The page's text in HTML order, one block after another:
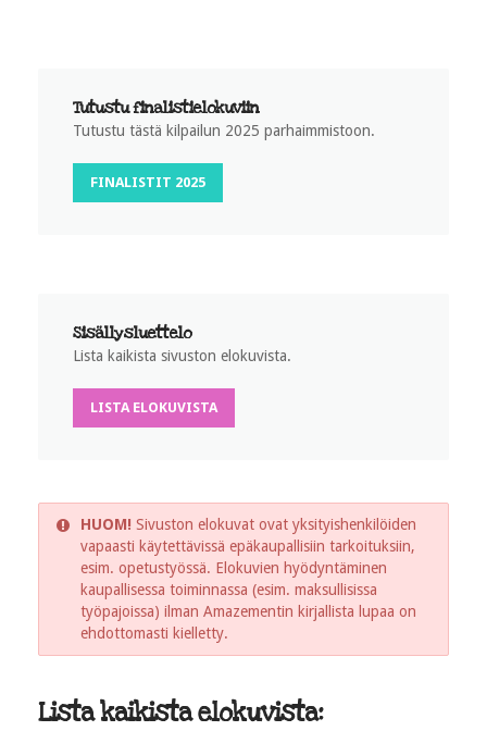
Tutustu finalistielokuviin
Tutustu tästä kilpailun 2025 parhaimmistoon.
FINALISTIT 2025
Sisällysluettelo
Lista kaikista sivuston elokuvista.
LISTA ELOKUVISTA
HUOM! Sivuston elokuvat ovat yksityishenkilöiden
vapaasti käytettävissä epäkaupallisiin tarkoituksiin,
esim. opetustyössä. Elokuvien hyödyntäminen
kaupallisessa toiminnassa (esim. maksullisissa
työpajoissa) ilman Amazementin kirjallista lupaa on
ehdottomasti kielletty.
Lista kaikista elokuvista: